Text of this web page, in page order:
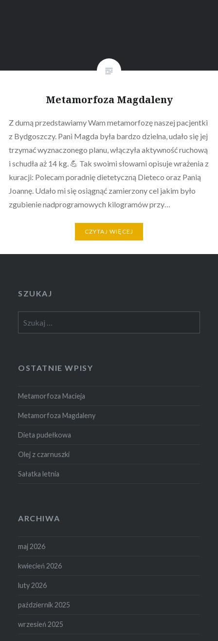
Metamorfoza Magdaleny
Z dumą przedstawiamy Wam metamorfozę naszej pacjentki
z Bydgoszczy. Pani Magda była bardzo dzielna, udało się jej
trzymać wyznaczonego planu, włączyła aktywność ruchową
i schudła aż 14 kg. 💪 Tak swoimi słowami opisuje wrażenia z
kuracji: Polecam poradnię dietetyczną Dieteco oraz Panią
Joannę. Udało mi się osiągnąć zamierzony cel jakim było
zgubienie nadprogramowych kilogramów przy…
CZYTAJ WIĘCEJ
SZUKAJ
OSTATNIE WPISY
Metamorfoza Macieja
Metamorfoza Magdaleny
Dieta pudełkowa
Olej z czarnuszki
Sałatka letnia
ARCHIWA
maj 2026
kwiecień 2026
luty 2026
październik 2025
wrzesień 2025